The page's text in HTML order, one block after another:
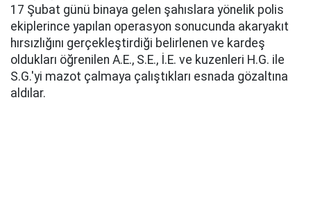
17 Şubat günü binaya gelen şahıslara yönelik polis
ekiplerince yapılan operasyon sonucunda akaryakıt
hırsızlığını gerçekleştirdiği belirlenen ve kardeş
oldukları öğrenilen A.E., S.E., İ.E. ve kuzenleri H.G. ile
S.G.'yi mazot çalmaya çalıştıkları esnada gözaltına
aldılar.